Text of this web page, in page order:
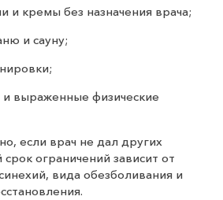
и кремы без назначения врача;
и сауну;
выраженные физические
если врач не дал других
ограничений зависит от
вида обезболивания и